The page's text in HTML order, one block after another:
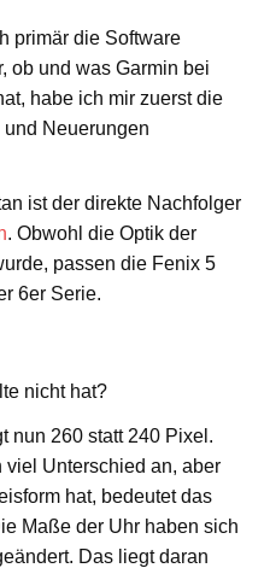
primär die Software
ob und was Garmin bei
habe ich mir zuerst die
Neuerungen
ist der direkte Nachfolger
. Obwohl die Optik der
passen die Fenix 5
6er Serie.
nicht hat?
nun 260 statt 240 Pixel.
viel Unterschied an, aber
hat, bedeutet das
Maße der Uhr haben sich
Das liegt daran